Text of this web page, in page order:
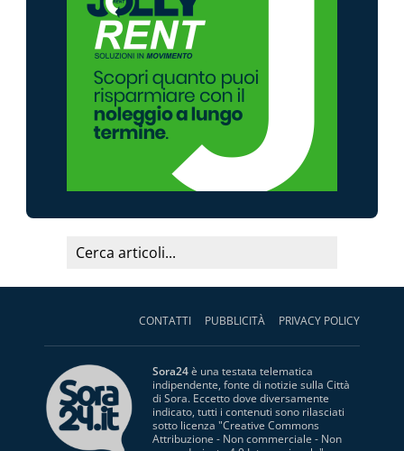
CONTATTI PUBBLICITÀ PRIVACY POLICY
Sora24è una testata telematica
indipendente, fonte di notizie sulla Città
di Sora. Eccetto dove diversamente
indicato, tutti i contenuti sono rilasciati
sotto licenza "Creative Commons
Attribuzione - Non commerciale - Non